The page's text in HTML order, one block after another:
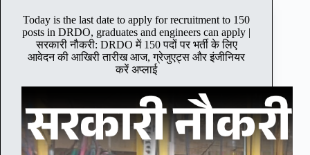
Today is the last date to apply for recruitment to 150
posts in DRDO, graduates and engineers can apply |
सरकारी नौकरी: DRDO में 150 पदों पर भर्ती के लिए
आवेदन की आखिरी तारीख आज, ग्रेजुएट्स और इंजीनियर
करें अप्लाई